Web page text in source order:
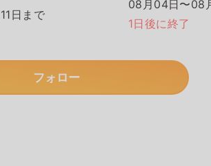
日まで
08月04日〜08
1日後に終了
フォロー